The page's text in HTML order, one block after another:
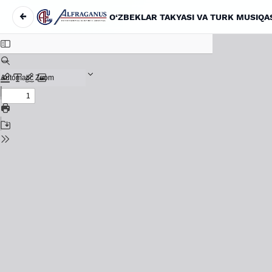
←
Maqola tafsilotlariga qaytish
O‘ZBEKLAR TAKYASI VA TURK